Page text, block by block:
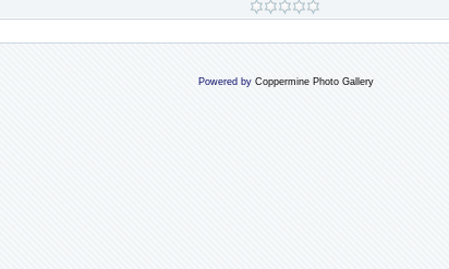
Powered by Coppermine Photo Gallery